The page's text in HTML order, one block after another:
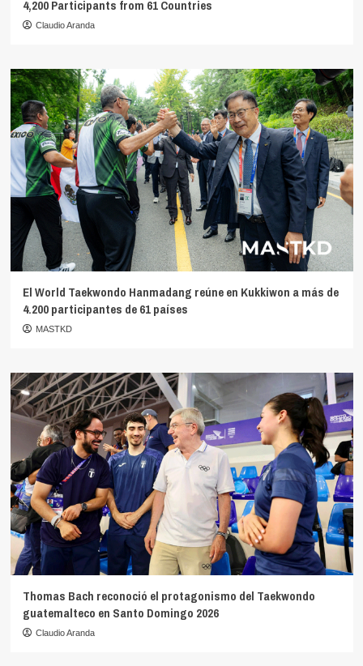
4,200 Participants from 61 Countries
Claudio Aranda
El World Taekwondo Hanmadang reúne en Kukkiwon a más de
4.200 participantes de 61 países
MASTKD
Thomas Bach reconoció el protagonismo del Taekwondo
guatemalteco en Santo Domingo 2026
Claudio Aranda